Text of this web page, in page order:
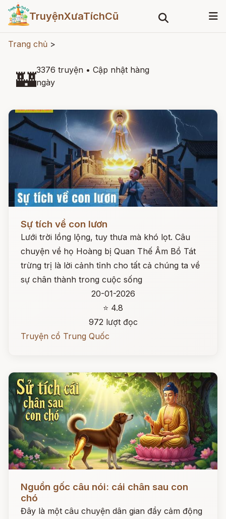
TruyệnXưaTíchCũ
Trang chủ >
🏰3376 truyện • Cập nhật hàng
ngày
Sự tích về con lươn
Lưới trời lồng lộng, tuy thưa mà khó lọt. Câu
chuyện về họ Hoàng bị Quan Thế Âm Bồ Tát
trừng trị là lời cảnh tỉnh cho tất cả chúng ta về
sự chân thành trong cuộc sống
20-01-2026
⭐ 4.8
972 lượt đọc
Truyện cổ Trung Quốc
Đọc ngay
Nguồn gốc câu nói: cái chân sau con
chó
Đây là một câu chuyện dân gian đầy cảm động